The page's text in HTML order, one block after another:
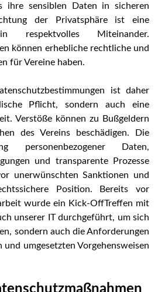
ihre sensiblen Daten in sicheren
der Privatsphäre ist eine
respektvolles Miteinander.
können erhebliche rechtliche und
für Vereine haben.
ist daher
Pflicht, sondern auch eine
Verstöße können zu Bußgeldern
des Vereins beschädigen. Die
personenbezogener Daten,
und transparente Prozesse
unerwünschten Sanktionen und
Position. Bereits vor
wurde ein Kick-OffTreffen mit
unserer IT durchgeführt, um sich
sondern auch die Anforderungen
umgesetzten Vorgehensweisen